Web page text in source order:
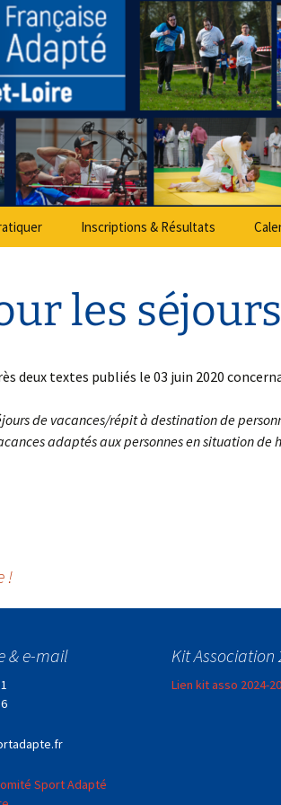
Inscriptions & Résultats
les
textes publiés le 03 juin 2020
de vacances/répit à destination de
adaptés aux personnes en situation
!
& e-mail
Sport Adapté
Kit Association
Lien kit asso 2024-